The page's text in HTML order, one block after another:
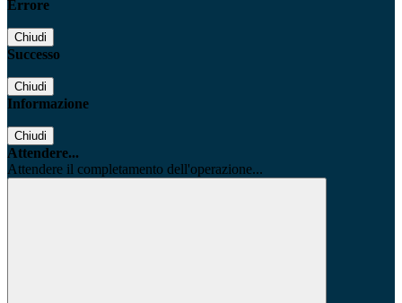
Errore
Chiudi
Successo
Chiudi
Informazione
Chiudi
Attendere...
Attendere il completamento dell'operazione...